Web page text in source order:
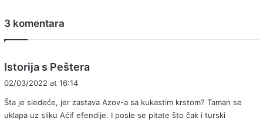
3 komentara
Istorija s Peštera
s
:
02/03/2022 at 16:14
Šta je sledeće, jer zastava Azov-a sa kukastim krstom? Taman se
uklapa uz sliku Aćif efendije. I posle se pitate što čak i turski